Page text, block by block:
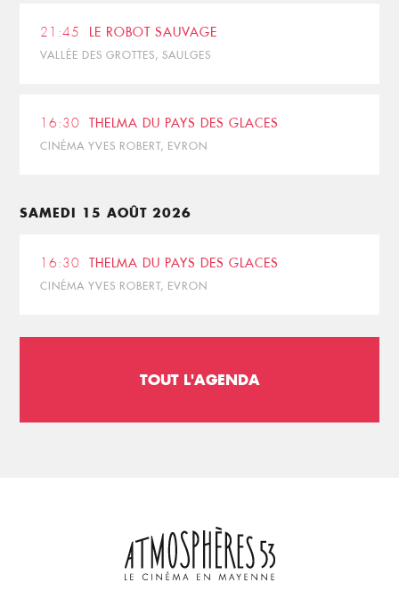
21:45 LE ROBOT SAUVAGE
VALLÉE DES GROTTES, SAULGES
16:30 THELMA DU PAYS DES GLACES
CINÉMA YVES ROBERT, EVRON
SAMEDI 15 AOÛT 2026
16:30 THELMA DU PAYS DES GLACES
CINÉMA YVES ROBERT, EVRON
TOUT L'AGENDA